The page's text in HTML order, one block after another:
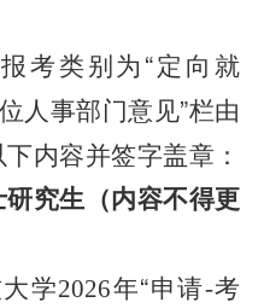
考类别为 “定向就
人事部门意见”栏由
内容并签字盖章：
究生（内容不得更
学2026年“申请-考